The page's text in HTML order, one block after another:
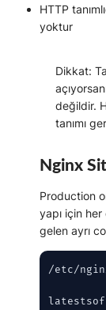
HTTP
yoktur
Dikkat:
değildir.
tanımı
Nginx
Production
yapı için her
gelen ayrı
/etc/